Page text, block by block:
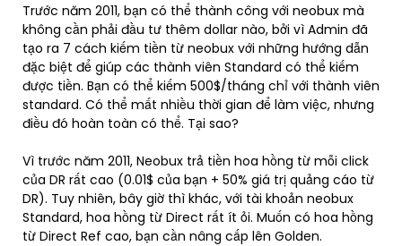
Trước năm 2011, bạn có thể thành công với neobux mà
không cần phải đầu tư thêm dollar nào, bởi vì Admin đã
tạo ra 7 cách kiếm tiền từ neobux với những hướng dẫn
đặc biệt để giúp các thành viên Standard có thể kiếm
được tiền. Bạn có thể kiếm 500$/tháng chỉ với thành viên
standard. Có thể mất nhiều thời gian để làm việc, nhưng
điều đó hoàn toàn có thể. Tại sao?
Vì trước năm 2011, Neobux trả tiền hoa hồng từ mỗi click
của DR rất cao (0.01$ của bạn + 50% giá trị quảng cáo từ
DR). Tuy nhiên, bây giờ thì khác, với tài khoản neobux
Standard, hoa hồng từ Direct rất ít ỏi. Muốn có hoa hồng
từ Direct Ref cao, bạn cần nâng cấp lên Golden.